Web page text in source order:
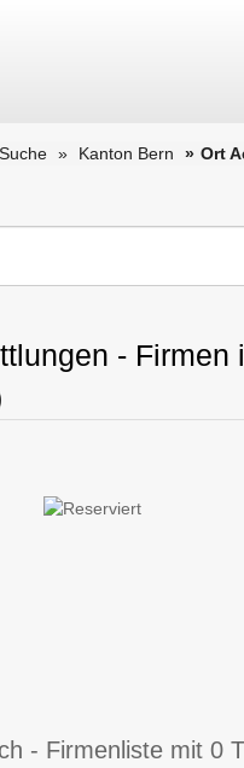
Kanton Bern Ort
- Firmen
- Firmenliste mit 0